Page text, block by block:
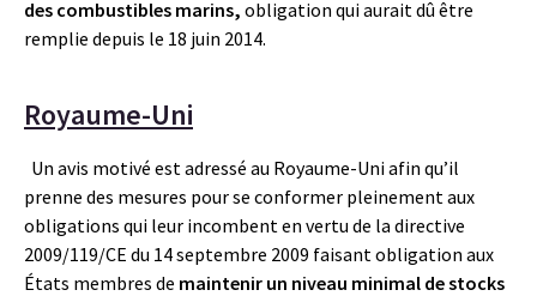
des combustibles marins, obligation qui aurait dû être
remplie depuis le 18 juin 2014.
Royaume-Uni
Un avis motivé est adressé au Royaume-Uni afin qu’il
prenne des mesures pour se conformer pleinement aux
obligations qui leur incombent en vertu de la directive
2009/119/CE du 14 septembre 2009 faisant obligation aux
États membres de maintenir un niveau minimal de stocks